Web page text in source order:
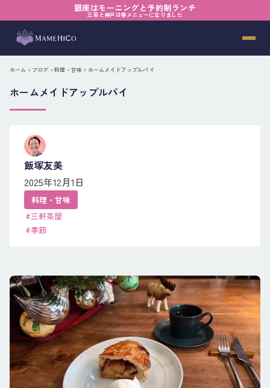
銀座はモーニングと予約制ランチ
三茶と神戸は春メニューになりました
ホーム › ブログ ›料理・甘味 › ホームメイドアップルパイ
ホームメイドアップルパイ
飯塚友美
2025年12月1日
料理・甘味
#三軒茶屋
#季節